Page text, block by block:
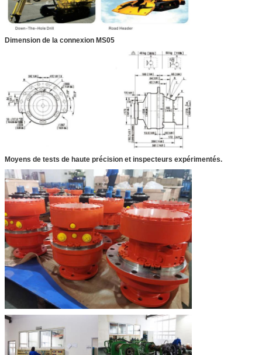
Dimension de la connexion MS05
Moyens de tests de haute précision et inspecteurs expérimentés.